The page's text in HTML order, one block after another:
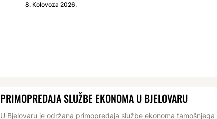
8. Kolovoza 2026.
PRIMOPREDAJA SLUŽBE EKONOMA U BJELOVARU
U Bjelovaru je održana primopredaja službe ekonoma